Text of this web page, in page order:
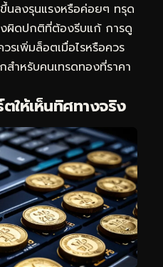
นลงรุนแรงหรือค่อยๆ ทรุด
ผิดปกติที่ต้องรีบแก้ การดู
วรเพิ่มล็อตเมื่อไรหรือควร
ำหรับคนเทรดทองที่ราคา
ให้เห็นทิศทางจริง